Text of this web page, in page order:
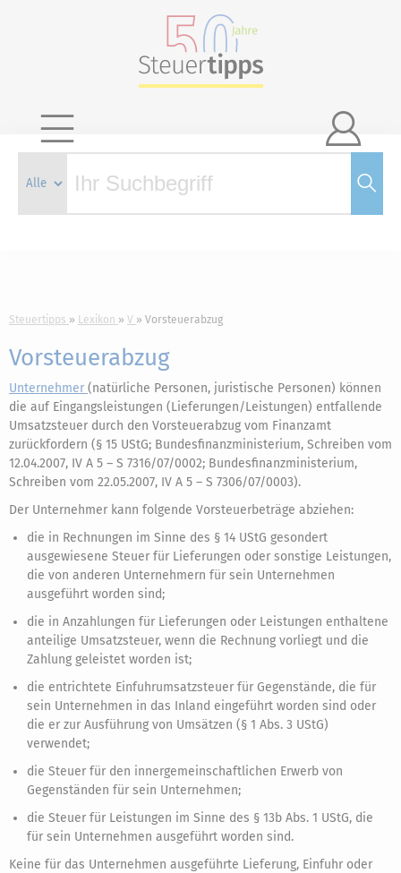

Steuertipps Lexikon V Vorsteuerabzug
Vorsteuerabzug
Unternehmer (natürliche Personen, juristische Personen) können
die auf Eingangsleistungen (Lieferungen/Leistungen) entfallende
Umsatzsteuer durch den Vorsteuerabzug vom Finanzamt
zurückfordern (§ 15 UStG; Bundesfinanzministerium, Schreiben vom
12.04.2007, IV A 5 – S 7316/07/0002; Bundesfinanzministerium,
Schreiben vom 22.05.2007, IV A 5 – S 7306/07/0003).
Der Unternehmer kann folgende Vorsteuerbeträge abziehen:
die in Rechnungen im Sinne des § 14 UStG gesondert
ausgewiesene Steuer für Lieferungen oder sonstige Leistungen,
die von anderen Unternehmern für sein Unternehmen
ausgeführt worden sind;
die in Anzahlungen für Lieferungen oder Leistungen enthaltene
anteilige Umsatzsteuer, wenn die Rechnung vorliegt und die
Zahlung geleistet worden ist;
die entrichtete Einfuhrumsatzsteuer für Gegenstände, die für
sein Unternehmen in das Inland eingeführt worden sind oder
die er zur Ausführung von Umsätzen (§ 1 Abs. 3 UStG)
verwendet;
die Steuer für den innergemeinschaftlichen Erwerb von
Gegenständen für sein Unternehmen;
die Steuer für Leistungen im Sinne des § 13b Abs. 1 UStG, die
für sein Unternehmen ausgeführt worden sind.
Keine für das Unternehmen ausgeführte Lieferung, Einfuhr oder